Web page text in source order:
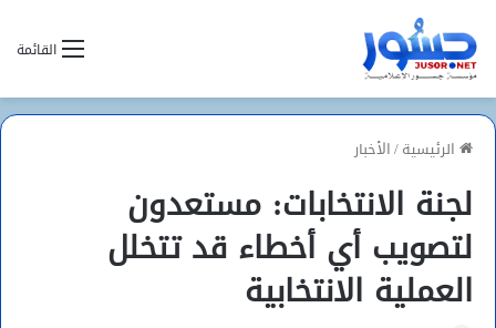
القائمة
الرئيسية/الأخبار
لجنة الانتخابات: مستعدون
لتصويب أي أخطاء قد تتخلل
العملية الانتخابية